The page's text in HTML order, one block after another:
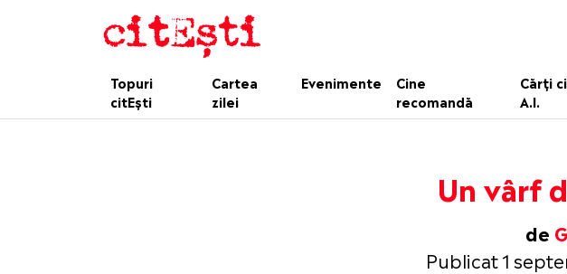
Topuri
citEști
Cartea
zilei
Evenimente
Cine
recomandă
Cărți
A.I.
Un vârf
de
Publicat 1